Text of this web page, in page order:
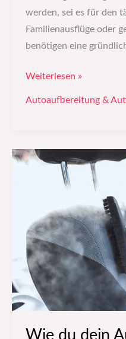
werden, sei es für den
Familienausflüge oder
benötigen eine
Weiterlesen »
Autoaufbereitung &
Wie du dein
Wie
richtig
wachst
–
Experten-
Tipps
für